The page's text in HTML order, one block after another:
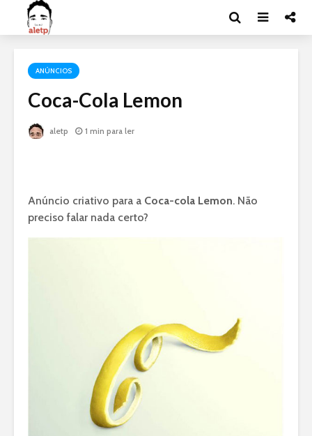
ANÚNCIOS
Coca-Cola Lemon
aletp 1 min para ler
Anúncio criativo para a Coca-cola Lemon. Não
preciso falar nada certo?